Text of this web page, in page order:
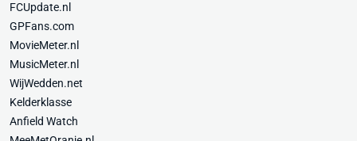
FCUpdate.nl
GPFans.com
MovieMeter.nl
MusicMeter.nl
WijWedden.net
Kelderklasse
Anfield Watch